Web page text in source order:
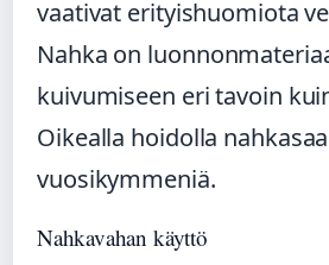
vaativat erityishuomiota
Nahka on
kuivumiseen eri tavoin
Oikealla hoidolla
vuosikymmeniä.
Nahkavahan käyttö